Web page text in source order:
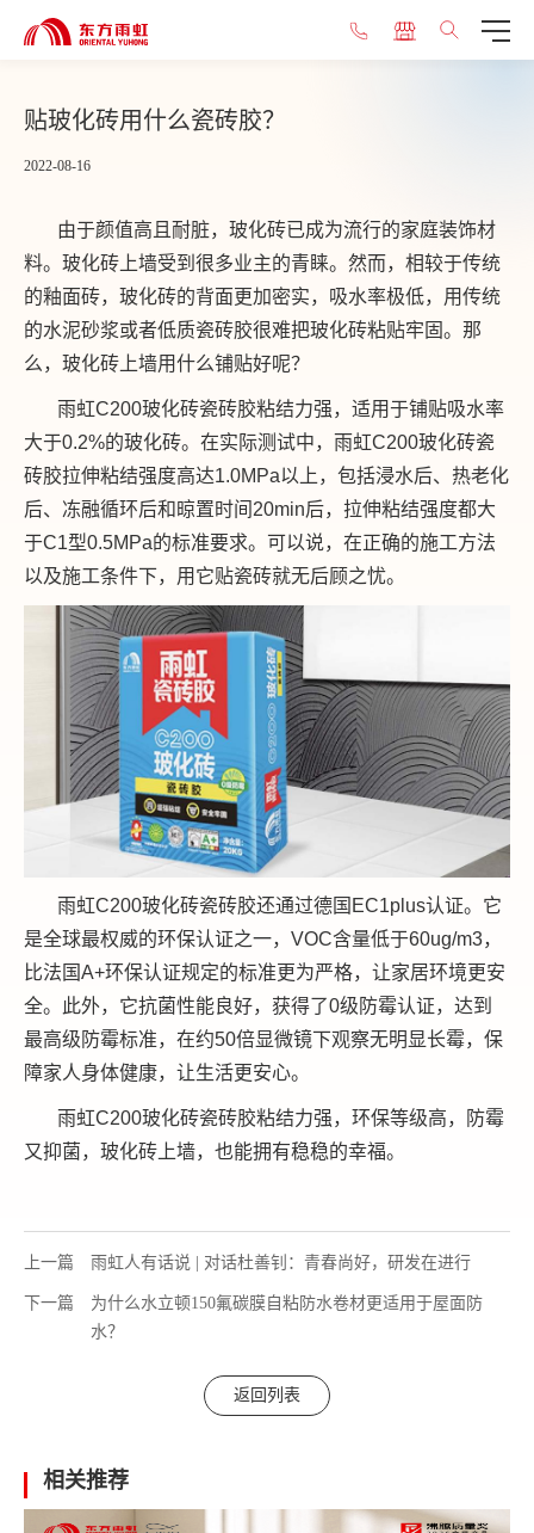
贴玻化砖用什么瓷砖胶？
2022-08-16
由于颜值高且耐脏，玻化砖已成为流行的家庭装饰材
料。玻化砖上墙受到很多业主的青睐。然而，相较于传统
的釉面砖，玻化砖的背面更加密实，吸水率极低，用传统
的水泥砂浆或者低质瓷砖胶很难把玻化砖粘贴牢固。那
么，玻化砖上墙用什么铺贴好呢？
雨虹C200玻化砖瓷砖胶粘结力强，适用于铺贴吸水率
大于0.2%的玻化砖。在实际测试中，雨虹C200玻化砖瓷
砖胶拉伸粘结强度高达1.0MPa以上，包括浸水后、热老化
后、冻融循环后和晾置时间20min后，拉伸粘结强度都大
于C1型0.5MPa的标准要求。可以说，在正确的施工方法
以及施工条件下，用它贴瓷砖就无后顾之忧。
雨虹C200玻化砖瓷砖胶还通过德国EC1plus认证。它
是全球最权威的环保认证之一，VOC含量低于60ug/m3，
比法国A+环保认证规定的标准更为严格，让家居环境更安
全。此外，它抗菌性能良好，获得了0级防霉认证，达到
最高级防霉标准，在约50倍显微镜下观察无明显长霉，保
障家人身体健康，让生活更安心。
雨虹C200玻化砖瓷砖胶粘结力强，环保等级高，防霉
又抑菌，玻化砖上墙，也能拥有稳稳的幸福。
上一篇 雨虹人有话说 | 对话杜善钊：青春尚好，研发在进行
下一篇
为什么水立顿150氟碳膜自粘防水卷材更适用于屋面防
水？
返回列表
相关推荐